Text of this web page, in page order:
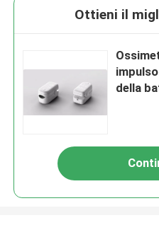
Ottieni il
della